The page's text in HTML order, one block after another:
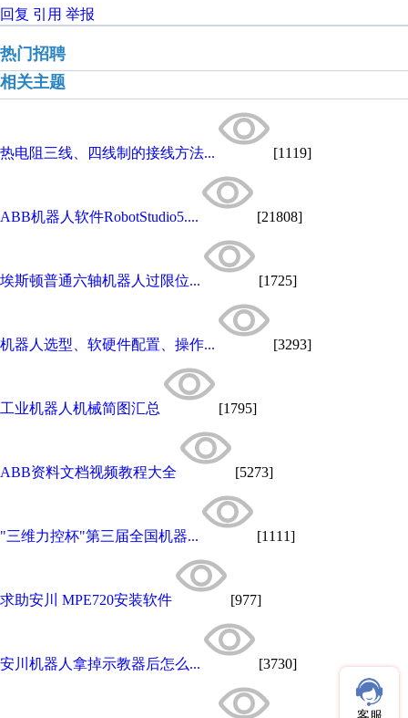
回复 引用 举报
热门招聘
相关主题
热电阻三线、四线制的接线方法... [1119]
ABB机器人软件RobotStudio5.... [21808]
埃斯顿普通六轴机器人过限位... [1725]
机器人选型、软硬件配置、操作... [3293]
工业机器人机械简图汇总 [1795]
ABB资料文档视频教程大全 [5273]
"三维力控杯"第三届全国机器... [1111]
求助安川 MPE720安装软件 [977]
安川机器人拿掉示教器后怎么... [3730]